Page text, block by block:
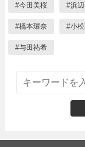
#今田美桜 #浜
#橋本環奈 #小
#与田祐希